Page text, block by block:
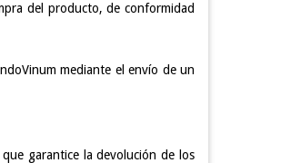
del producto, de conformidad
mediante el envío de un
garantice la devolución de los